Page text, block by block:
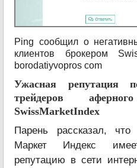
Ping сообщил о
клиентов брокером
borodatiyvopros com
Ужасная репутация
трейдеров
SwissMarketIndex
Парень рассказал,
Маркет Индекс
репутацию в сети